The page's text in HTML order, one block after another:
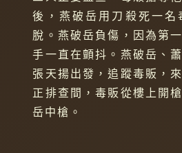
後，燕破岳用刀殺死一名
脫。燕破岳負傷，因為第
手一直在顫抖。燕破岳、
張天揚出發，追蹤毒販，
正排查間，毒販從樓上開
岳中槍。